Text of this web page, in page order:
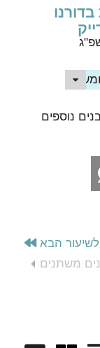
| הרב
נוספים
לשיעור הבא
משתנים